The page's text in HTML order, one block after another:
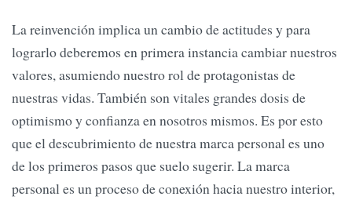
La reinvención implica un cambio de actitudes y para
lograrlo deberemos en primera instancia cambiar nuestros
valores, asumiendo nuestro rol de protagonistas de
nuestras vidas. También son vitales grandes dosis de
optimismo y confianza en nosotros mismos. Es por esto
que el descubrimiento de nuestra marca personal es uno
de los primeros pasos que suelo sugerir. La marca
personal es un proceso de conexión hacia nuestro interior,